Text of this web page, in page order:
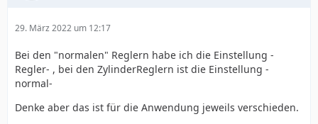
29. März 2022 um 12:17
Bei den "normalen" Reglern habe ich die Einstellung -
Regler- , bei den ZylinderReglern ist die Einstellung -
normal-
Denke aber das ist für die Anwendung jeweils verschieden.